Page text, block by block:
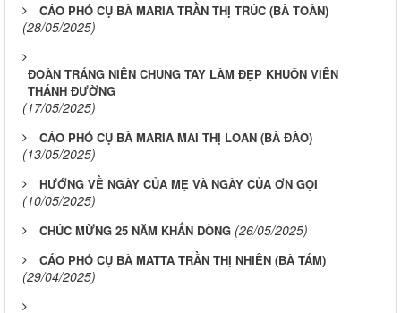
CÁO PHÓ CỤ BÀ MARIA TRẦN THỊ TRÚC (BÀ TOÀN)
(28/05/2025)
ĐOÀN TRÁNG NIÊN CHUNG TAY LÀM ĐẸP KHUÔN VIÊN
THÁNH ĐƯỜNG
(17/05/2025)
CÁO PHÓ CỤ BÀ MARIA MAI THỊ LOAN (BÀ ĐÀO)
(13/05/2025)
HƯỚNG VỀ NGÀY CỦA MẸ VÀ NGÀY CỦA ƠN GỌI
(10/05/2025)
CHÚC MỪNG 25 NĂM KHẤN DÒNG (26/05/2025)
CÁO PHÓ CỤ BÀ MATTA TRẦN THỊ NHIÊN (BÀ TÁM)
(29/04/2025)